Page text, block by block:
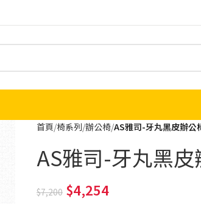
首頁 椅系列 辦公椅 AS雅司-牙丸黑皮辦
AS雅司-牙丸黑
7,200 4,254